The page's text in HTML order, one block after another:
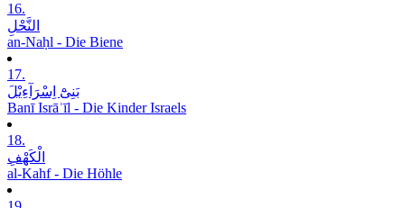
16.
النَّحْلِ
an-Naḥl - Die Biene
17.
بَنِیْٓ اِسْرَآءِیْلَ
Banī Isrāʾīl - Die Kinder Israels
18.
الْکَھْفِ
al-Kahf - Die Höhle